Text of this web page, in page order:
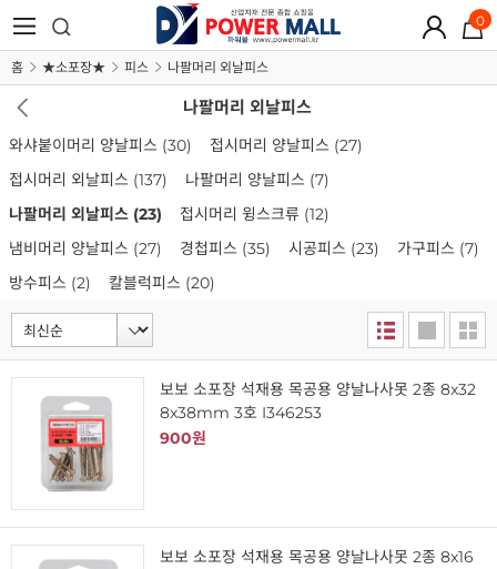
0
홈 ★소포장★ 피스 나팔머리 외날피스
나팔머리 외날피스
와샤붙이머리 양날피스 (30) 접시머리 양날피스 (27)
접시머리 외날피스 (137) 나팔머리 양날피스 (7)
나팔머리 외날피스 (23) 접시머리 윙스크류 (12)
냄비머리 양날피스 (27) 경첩피스 (35) 시공피스 (23) 가구피스 (7)
방수피스 (2) 칼블럭피스 (20)
보보 소포장 석재용 목공용 양날나사못 2종 8x32
8x38mm 3호 I346253
900원
보보 소포장 석재용 목공용 양날나사못 2종 8x16